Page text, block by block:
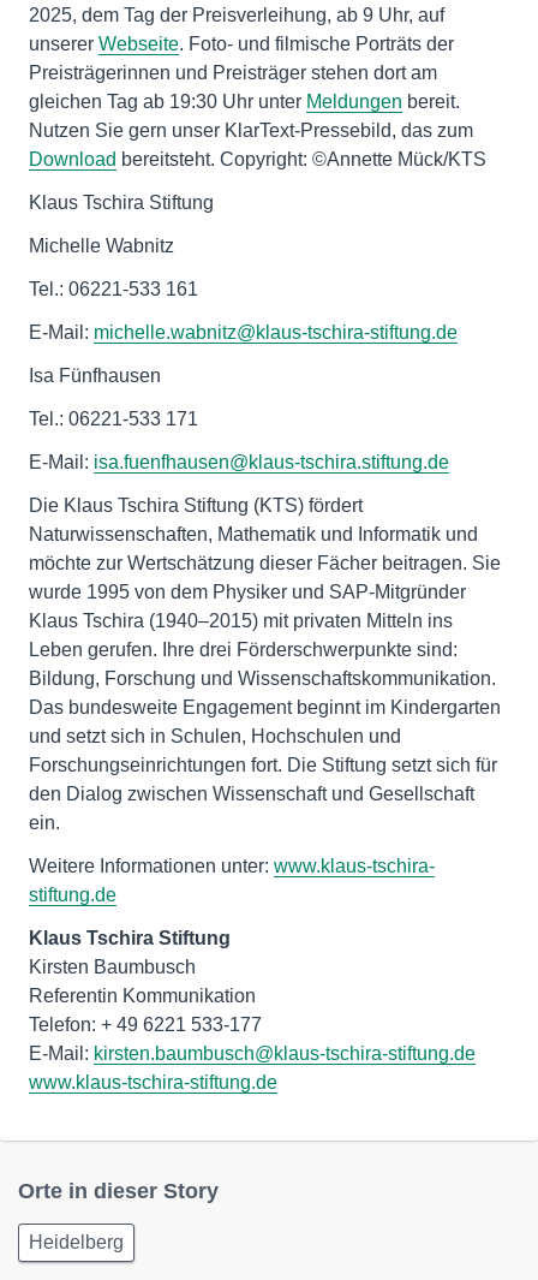
2025, dem Tag der Preisverleihung, ab 9 Uhr, auf
unserer Webseite. Foto- und filmische Porträts der
Preisträgerinnen und Preisträger stehen dort am
gleichen Tag ab 19:30 Uhr unter Meldungen bereit.
Nutzen Sie gern unser KlarText-Pressebild, das zum
Download bereitsteht. Copyright: ©Annette Mück/KTS
Klaus Tschira Stiftung
Michelle Wabnitz
Tel.: 06221-533 161
E-Mail: michelle.wabnitz@klaus-tschira-stiftung.de
Isa Fünfhausen
Tel.: 06221-533 171
E-Mail: isa.fuenfhausen@klaus-tschira.stiftung.de
Die Klaus Tschira Stiftung (KTS) fördert
Naturwissenschaften, Mathematik und Informatik und
möchte zur Wertschätzung dieser Fächer beitragen. Sie
wurde 1995 von dem Physiker und SAP-Mitgründer
Klaus Tschira (1940–2015) mit privaten Mitteln ins
Leben gerufen. Ihre drei Förderschwerpunkte sind:
Bildung, Forschung und Wissenschaftskommunikation.
Das bundesweite Engagement beginnt im Kindergarten
und setzt sich in Schulen, Hochschulen und
Forschungseinrichtungen fort. Die Stiftung setzt sich für
den Dialog zwischen Wissenschaft und Gesellschaft
ein.
Weitere Informationen unter: www.klaus-tschira-
stiftung.de
Kirsten Baumbusch
Referentin Kommunikation
Telefon: + 49 6221 533-177
E-Mail: kirsten.baumbusch@klaus-tschira-stiftung.de
www.klaus-tschira-stiftung.de
Orte in dieser Story
Heidelberg